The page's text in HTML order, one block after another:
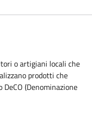
o artigiani locali che
prodotti che
(Denominazione